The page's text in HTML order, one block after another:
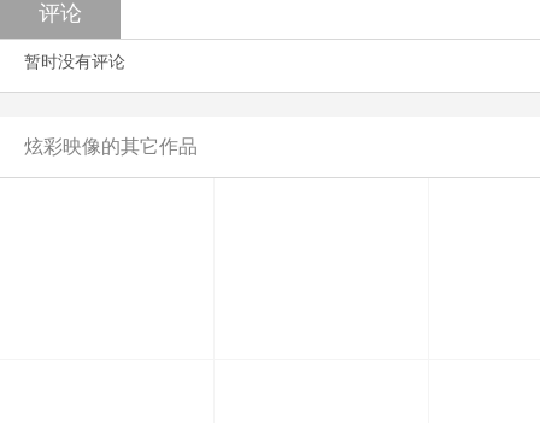
评论
暂时没有评论
炫彩映像的其它作品